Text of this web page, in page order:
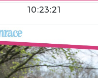
10:23:21